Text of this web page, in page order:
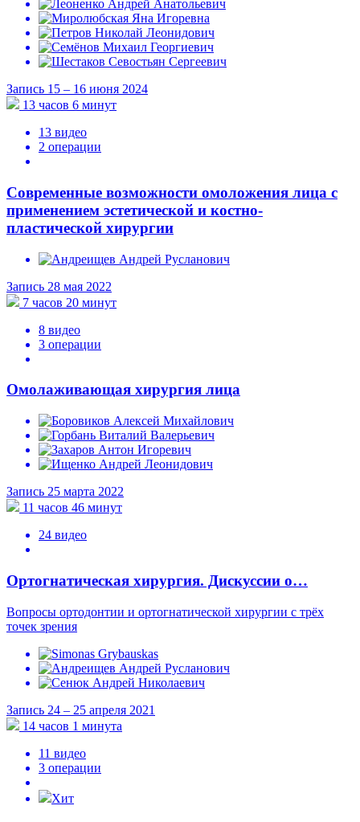
Запись 15 – 16 июня 2024
13 часов 6 минут
13 видео
2 операции
Современные возможности омоложения лица с
применением эстетической и костно-
пластической хирургии
Запись 28 мая 2022
7 часов 20 минут
8 видео
3 операции
Омолаживающая хирургия лица
Запись 25 марта 2022
11 часов 46 минут
24 видео
Ортогнатическая хирургия. Дискуссии о…
Вопросы ортодонтии и ортогнатической хирургии с трёх
точек зрения
Запись 24 – 25 апреля 2021
14 часов 1 минута
11 видео
3 операции
Хит